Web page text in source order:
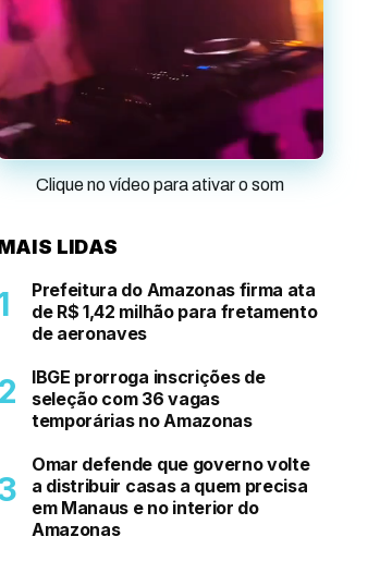
Clique no vídeo para ativar o som
LIDAS
Prefeitura do Amazonas firma ata
de R$ 1,42 milhão para fretamento
de aeronaves
IBGE prorroga inscrições de
seleção com 36 vagas
temporárias no Amazonas
Omar defende que governo volte
a distribuir casas a quem precisa
em Manaus e no interior do
Amazonas